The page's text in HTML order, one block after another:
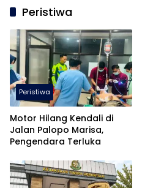
Peristiwa
Peristiwa
Motor Hilang Kendali di
Jalan Palopo Marisa,
Pengendara Terluka